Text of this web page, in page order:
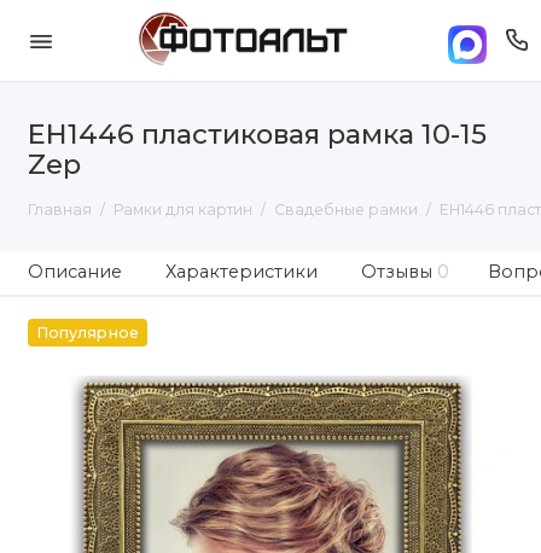
EH1446 пластиковая рамка 10-15
Zep
Главная Рамки для картин Свадебные рамки EH1446
Описание Характеристики Отзывы 0
Популярное